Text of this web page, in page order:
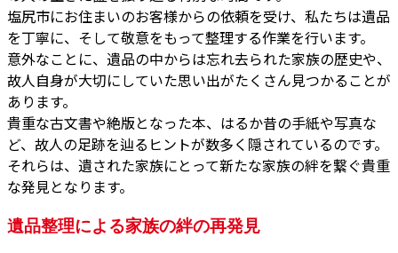
塩尻市にお住まいのお客様からの依頼を受け、私たちは遺品
を丁寧に、そして敬意をもって整理する作業を行います。
意外なことに、遺品の中からは忘れ去られた家族の歴史や、
故人自身が大切にしていた思い出がたくさん見つかることが
あります。
貴重な古文書や絶版となった本、はるか昔の手紙や写真な
ど、故人の足跡を辿るヒントが数多く隠されているのです。
それらは、遺された家族にとって新たな家族の絆を繋ぐ貴重
な発見となります。
遺品整理による家族の絆の再発見